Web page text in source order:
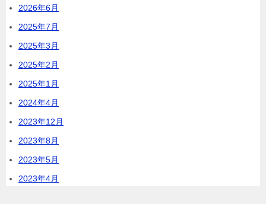
2026年6月
2025年7月
2025年3月
2025年2月
2025年1月
2024年4月
2023年12月
2023年8月
2023年5月
2023年4月